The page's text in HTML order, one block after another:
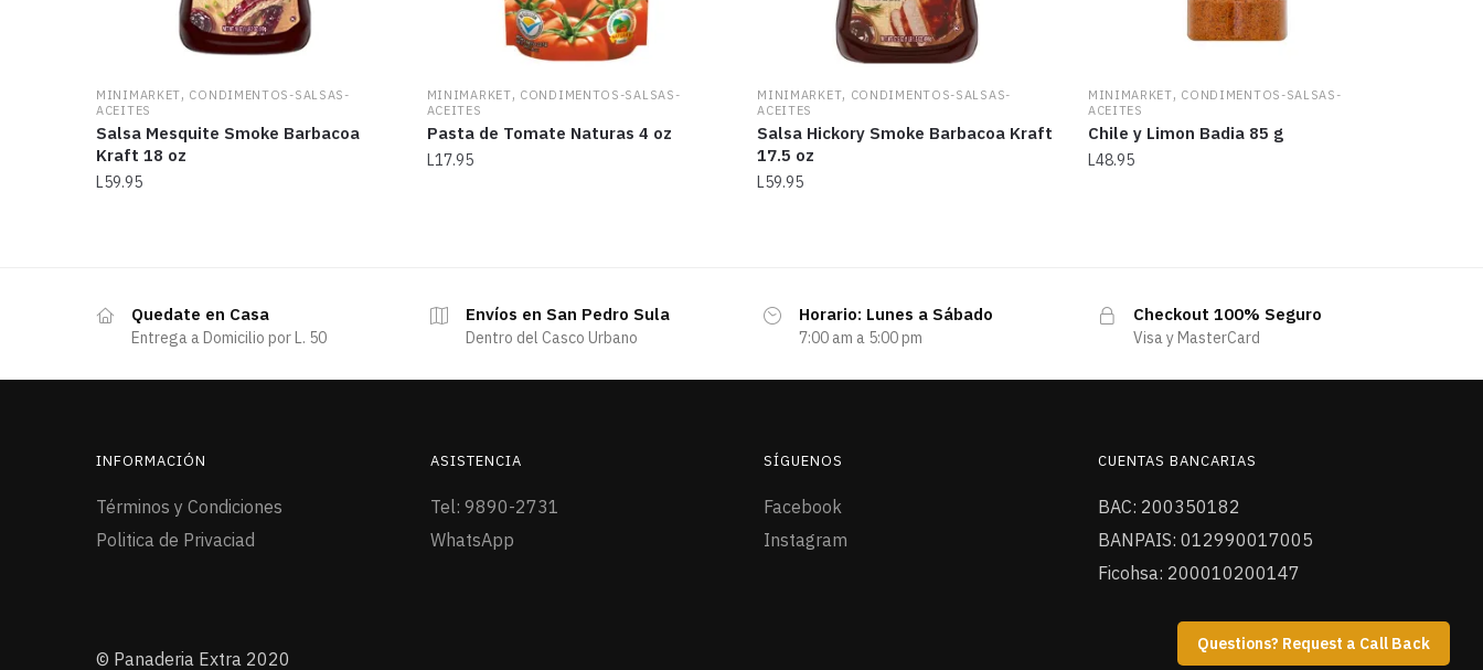
Questions? Request a Call Back
MINIMARKET, CONDIMENTOS-SALSAS-
ACEITES
Salsa Mesquite Smoke Barbacoa
Kraft 18 oz
L59.95
MINIMARKET, CONDIMENTOS-SALSAS-
ACEITES
Pasta de Tomate Naturas 4 oz
L17.95
MINIMARKET, CONDIMENTOS-SALSAS-
ACEITES
Salsa Hickory Smoke Barbacoa Kraft
17.5 oz
L59.95
MINIMARKET, CONDIMENTOS-SALSAS-
ACEITES
Chile y Limon Badia 85 g
L48.95
Quedate en Casa
Entrega a Domicilio por L. 50
Envíos en San Pedro Sula
Dentro del Casco Urbano
Horario: Lunes a Sábado
7:00 am a 5:00 pm
Checkout 100% Seguro
Visa y MasterCard
INFORMACIÓN
Términos y Condiciones
Politica de Privaciad
ASISTENCIA
Tel: 9890-2731
WhatsApp
SÍGUENOS
Facebook
Instagram
CUENTAS BANCARIAS
BAC: 200350182
BANPAIS: 012990017005
Ficohsa: 200010200147
© Panaderia Extra 2020